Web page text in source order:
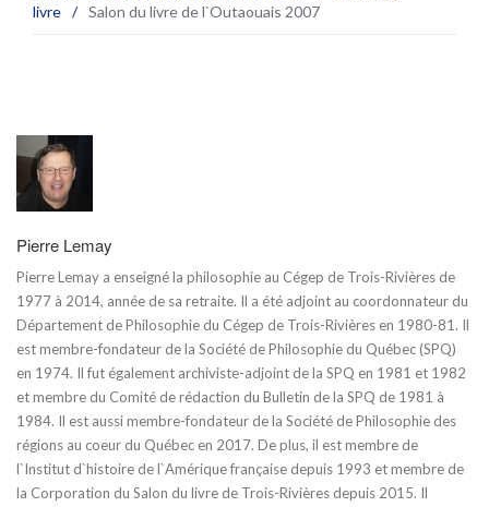
livre / Salon du livre de l`Outaouais 2007
Pierre Lemay
Pierre Lemay a enseigné la philosophie au Cégep de Trois-Rivières de
1977 à 2014, année de sa retraite. Il a été adjoint au coordonnateur du
Département de Philosophie du Cégep de Trois-Rivières en 1980-81. Il
est membre-fondateur de la Société de Philosophie du Québec (SPQ)
en 1974. Il fut également archiviste-adjoint de la SPQ en 1981 et 1982
et membre du Comité de rédaction du Bulletin de la SPQ de 1981 à
1984. Il est aussi membre-fondateur de la Société de Philosophie des
régions au coeur du Québec en 2017. De plus, il est membre de
l`Institut d`histoire de l`Amérique française depuis 1993 et membre de
la Corporation du Salon du livre de Trois-Rivières depuis 2015. Il